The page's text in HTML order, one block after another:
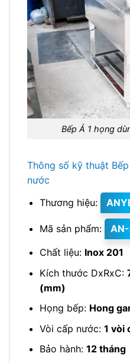
Bếp Á 1 họng
Thông số kỹ thuật
nước
Thương hiệu:
Mã sản phẩm:
Chất liệu: Inox 201
Kích thước DxRxC:
(mm)
Họng bếp: Hong
Vòi cấp nước: 1 vòi
Bảo hành: 12 tháng